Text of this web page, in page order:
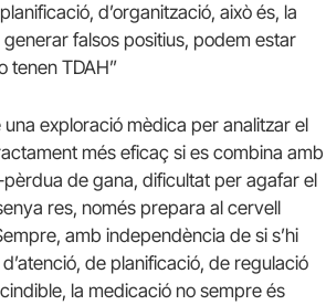
d’organització, això és, la
falsos positius, podem estar
tenen TDAH”
exploració mèdica per analitzar el
més eficaç si es combina amb
de gana, dificultat per agafar el
res, només prepara al cervell
amb independència de si s’hi
de planificació, de regulació
la medicació no sempre és